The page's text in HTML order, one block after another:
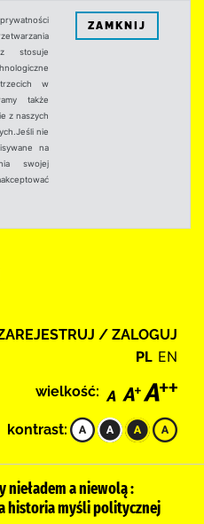
stosuje
w
także
z naszych
nie
na
swojej
ZAMKNIJ
/ ZALOGUJ
PL EN
wielkość:
kontrast:
nieładem a niewolą :
historia myśli politycznej